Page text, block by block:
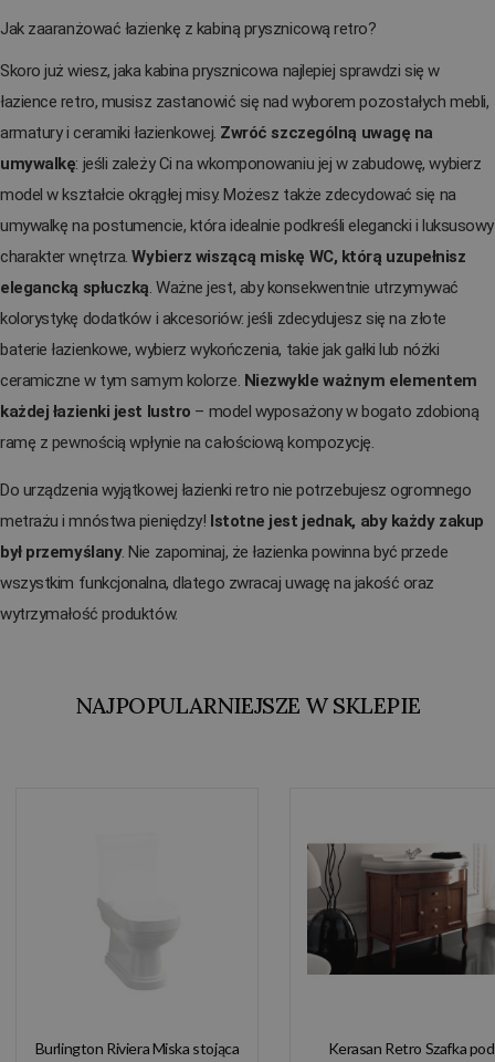
Jak zaaranżować łazienkę z kabiną prysznicową retro?
Skoro już wiesz, jaka kabina prysznicowa najlepiej sprawdzi się w
łazience retro, musisz zastanowić się nad wyborem pozostałych mebli,
armatury i ceramiki łazienkowej. Zwróć szczególną uwagę na
umywalkę: jeśli zależy Ci na wkomponowaniu jej w zabudowę, wybierz
model w kształcie okrągłej misy. Możesz także zdecydować się na
umywalkę na postumencie, która idealnie podkreśli elegancki i luksusowy
charakter wnętrza.Wybierz wiszącą miskę WC, którą uzupełnisz
elegancką spłuczką. Ważne jest, aby konsekwentnie utrzymywać
kolorystykę dodatków i akcesoriów: jeśli zdecydujesz się na złote
baterie łazienkowe, wybierz wykończenia, takie jak gałki lub nóżki
ceramiczne w tym samym kolorze. Niezwykle ważnym elementem
każdej łazienki jest lustro – model wyposażony w bogato zdobioną
ramę z pewnością wpłynie na całościową kompozycję.
Do urządzenia wyjątkowej łazienki retro nie potrzebujesz ogromnego
metrażu i mnóstwa pieniędzy! Istotne jest jednak, aby każdy zakup
był przemyślany. Nie zapominaj, że łazienka powinna być przede
wszystkim funkcjonalna, dlatego zwracaj uwagę na jakość oraz
wytrzymałość produktów.
NAJPOPULARNIEJSZE W SKLEPIE
Burlington Riviera Miska stojąca Kerasan Retro Szafka pod